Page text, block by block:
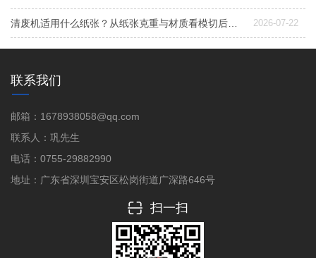
2026-07-22
联系我们
邮箱：1678938058@qq.com
联系人：巩先生
电话：0755-29882990
地址：广东省深圳宝安区松岗街道广深路646号
扫一扫